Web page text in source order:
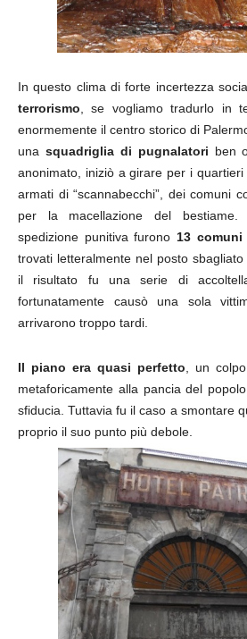
In questo clima di forte incertezza
terrorismo, se vogliamo tradurlo in
enormemente il centro storico di
una squadriglia di pugnalatori ben
anonimato, iniziò a girare per i
armati di “scannabecchi”, dei comuni
per la macellazione del
spedizione punitiva furono 13 comuni
trovati letteralmente nel posto
il risultato fu una serie di
fortunatamente causò una sola
arrivarono troppo tardi.
Il piano era quasi perfetto, un
metaforicamente alla pancia del
sfiducia. Tuttavia fu il caso a smontare
proprio il suo punto più debole.